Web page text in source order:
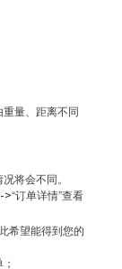
量、距离不同
将会不同。
订单详情”查看
希望能得到您的